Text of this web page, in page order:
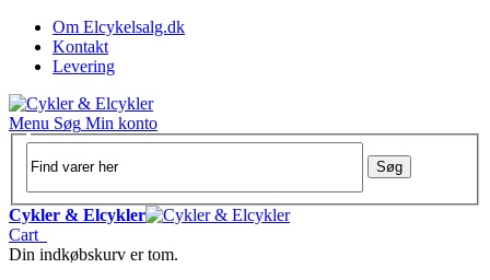
Om Elcykelsalg.dk
Kontakt
Levering
Menu Søg Min konto
Søg
Cykler & Elcykler
Cart
Din indkøbskurv er tom.